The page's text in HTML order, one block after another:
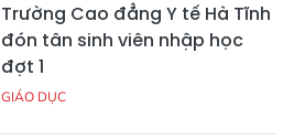
Trường Cao đẳng Y tế Hà Tĩnh
đón tân sinh viên nhập học
đợt 1
GIÁO DỤC